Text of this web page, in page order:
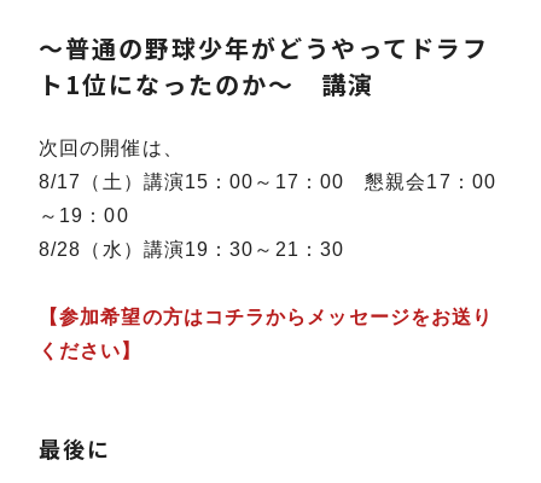
～普通の野球少年がどうやってドラフ
ト1位になったのか～ 講演
次回の開催は、
8/17（土）講演15：00～17：00 懇親会17：00
～19：00
8/28（水）講演19：30～21：30
【参加希望の方はコチラからメッセージをお送り
ください】
最後に